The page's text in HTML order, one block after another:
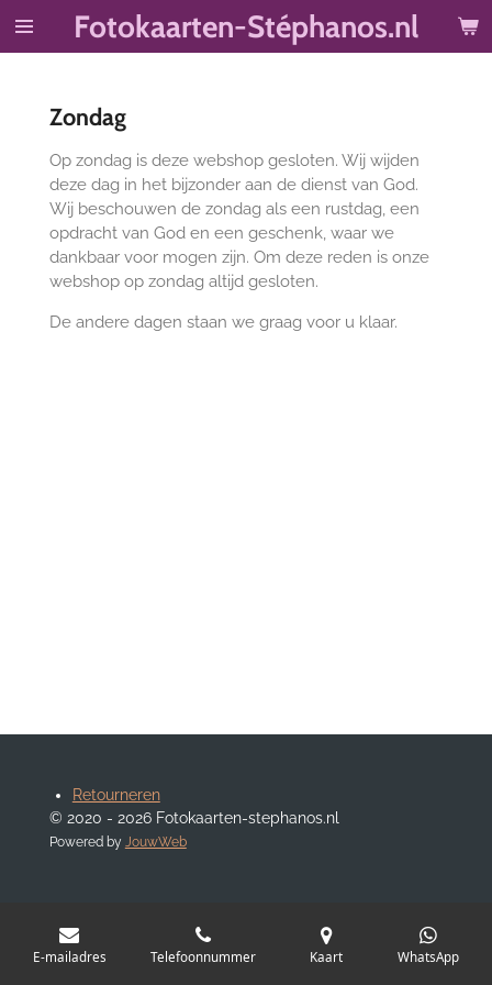
Ga
hoofdinhoud
Fotokaarten-Stéphanos.nl
Zondag
Op zondag is deze webshop gesloten. Wij wijden
deze dag in het bijzonder aan de dienst van God.
Wij beschouwen de zondag als een rustdag, een
opdracht van God en een geschenk, waar we
dankbaar voor mogen zijn. Om deze reden is onze
webshop op zondag altijd gesloten.
De andere dagen staan we graag voor u klaar.
Retourneren
© 2020 - 2026 Fotokaarten-stephanos.nl
Powered by JouwWeb
E-mailadres Telefoonnummer Kaart WhatsApp